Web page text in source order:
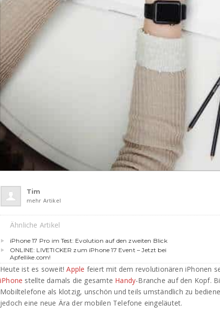
Tim
mehr Artikel
Ähnliche Artikel
iPhone 17 Pro im Test: Evolution auf den zweiten Blick
ONLINE: LIVETICKER zum iPhone 17 Event – Jetzt bei
Apfellike.com!
Heute ist es soweit!Apple feiert mit dem revolutionären iPhonen
iPhone stellte damals die gesamte Handy-Branche auf den Kopf.
Mobiltelefone als klotzig, unschön und teils umständlich zu
jedoch eine neue Ära der mobilen Telefone eingeläutet.